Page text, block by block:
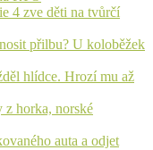
4 zve děti na tvůrčí
přilbu? U koloběžek
hlídce. Hrozí mu až
horka, norské
auta a odjet